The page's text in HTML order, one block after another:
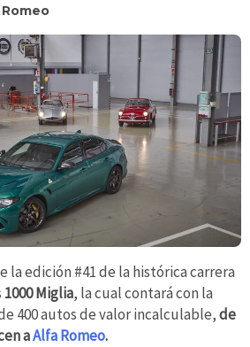
la edición #41 de la histórica carrera
1000 Miglia, la cual contará con la
400 autos de valor incalculable,de
aAlfa Romeo.